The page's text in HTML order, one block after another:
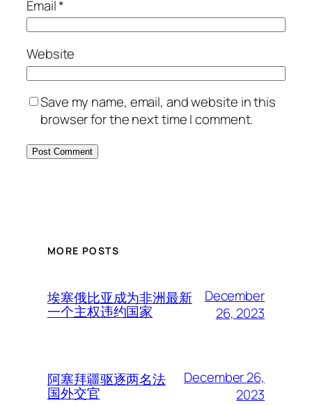
Email*
Website
Save my name, email, and website in this
browser for the next time I comment.
MORE POSTS
埃塞俄比亚成为非洲最新
一个主权违约国家
December
26, 2023
阿塞拜疆驱逐两名法
国外交官
December 26,
2023